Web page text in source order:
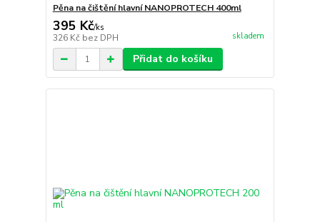
Pěna na čištění hlavní NANOPROTECH 400ml
395 Kč/ks
326 Kč bez DPH skladem
Přidat do košíku